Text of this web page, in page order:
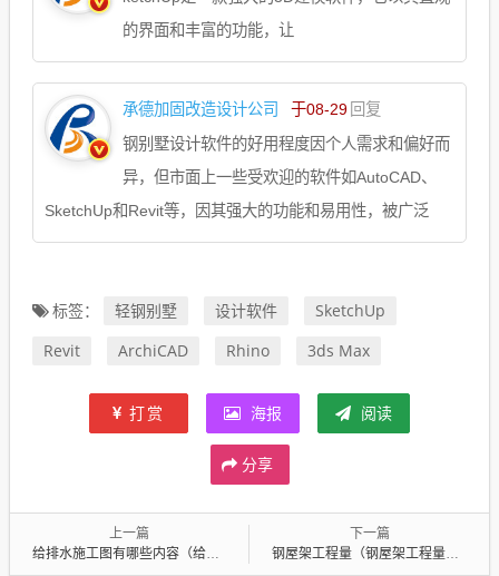
的界面和丰富的功能，让
承德加固改造设计公司 于08-29 回复
钢别墅设计软件的好用程度因个人需求和偏好而
异，但市面上一些受欢迎的软件如AutoCAD、
SketchUp和Revit等，因其强大的功能和易用性，被广泛
标签： 轻钢别墅 设计软件
SketchUp
Revit
ArchiCAD Rhino 3ds Max
打赏 海报 阅读
分享
上一篇
给排水施工图有哪些内容（给排水施工图有哪些内容组成）
下一篇
钢屋架工程量（钢屋架工程量计算方法）